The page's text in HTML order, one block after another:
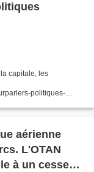
capitale, les
politiques-
aérienne
L'OTAN
à un cessez-